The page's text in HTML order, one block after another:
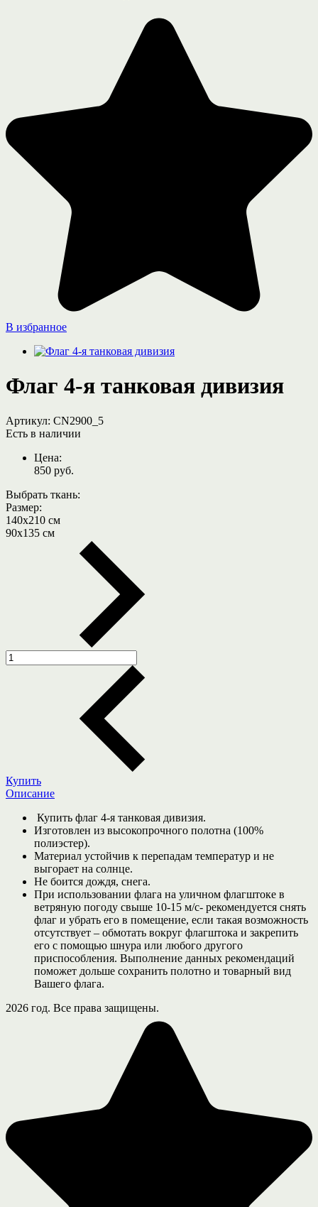
В избранное
Флаг 4-я танковая дивизия
Артикул: CN2900_5
Есть в наличии
Цена:
850 руб.
Выбрать ткань:
Размер:
140х210 см
90х135 см
Купить
Описание
Купить флаг 4-я танковая дивизия.
Изготовлен из высокопрочного полотна (100%
полиэстер).
Материал устойчив к перепадам температур и не
выгорает на солнце.
Не боится дождя, снега.
При использовании флага на уличном флагштоке в
ветряную погоду свыше 10-15 м/с- рекомендуется снять
флаг и убрать его в помещение, если такая возможность
отсутствует – обмотать вокруг флагштока и закрепить
его с помощью шнура или любого другого
приспособления. Выполнение данных рекомендаций
поможет дольше сохранить полотно и товарный вид
Вашего флага.
2026 год. Все права защищены.